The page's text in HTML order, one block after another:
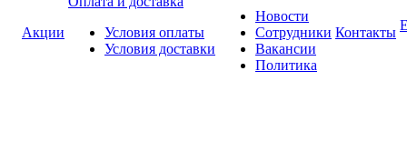
Акции
Условия оплаты
Условия доставки
Новости
Сотрудники
Вакансии
Политика
Контакты